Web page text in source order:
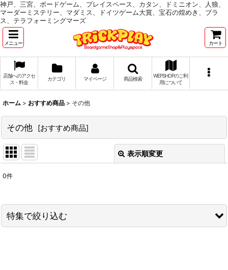
神戸、三宮、ボードゲーム、プレイスペース、カタン、ドミニオン、人狼、
マーダーミステリー、マダミス、ドイツゲーム大賞、宝石の煌めき、ブラ
ス、テラフォーミングマーズ
メニュー カート
店舗へのアクセ
ス・料金
カテゴリ マイページ 商品検索
WEPSHOPのご利
用について
ホーム > おすすめ商品 > その他
その他 [おすすめ商品]
表示順変更
並び順 :
0件
特集で絞り込む